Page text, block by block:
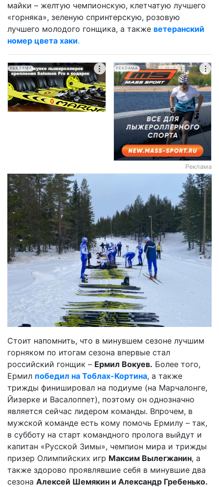
майки – желтую чемпионскую, клетчатую лучшего
«горняка», зеленую спринтерскую, розовую
лучшего молодого гонщика, а также ветеранский
номер цвета хаки.
РЕКЛАМА РЕКЛАМА
Реклама
Стоит напомнить, что в минувшем сезоне лучшим
горняком по итогам сезона впервые стал
российский гонщик – Ермил Вокуев. Более того,
Ермил победил на Тоблах-Кортина, а также
трижды финишировал на подиуме (на Марчалонге,
Йизерке и Васалоппет), поэтому он однозначно
является сейчас лидером команды. Впрочем, в
мужской команде есть кому помочь Ермилу – так,
в субботу на старт командного пролога выйдут и
капитан «Русской Зимы», чемпион мира и трижды
призер Олимпийских игр Максим Вылегжанин, а
также здорово проявлявшие себя в минувшие два
сезона Алексей Шемякин и Александр Гребенько.